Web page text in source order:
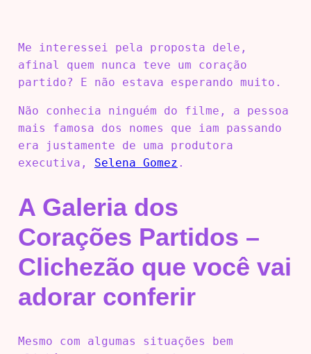
Me interessei pela proposta dele,
afinal quem nunca teve um coração
partido? E não estava esperando muito.
Não conhecia ninguém do filme, a pessoa
mais famosa dos nomes que iam passando
era justamente de uma produtora
executiva, Selena Gomez .
A Galeria dos
Corações Partidos –
Clichezão que você vai
adorar conferir
Mesmo com algumas situações bem